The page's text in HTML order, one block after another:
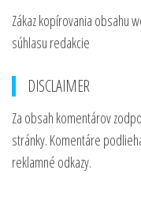
Zákaz kopírovania obsahu
súhlasu redakcie
DISCLAIMER
Za obsah komentárov
stránky. Komentáre
reklamné odkazy.